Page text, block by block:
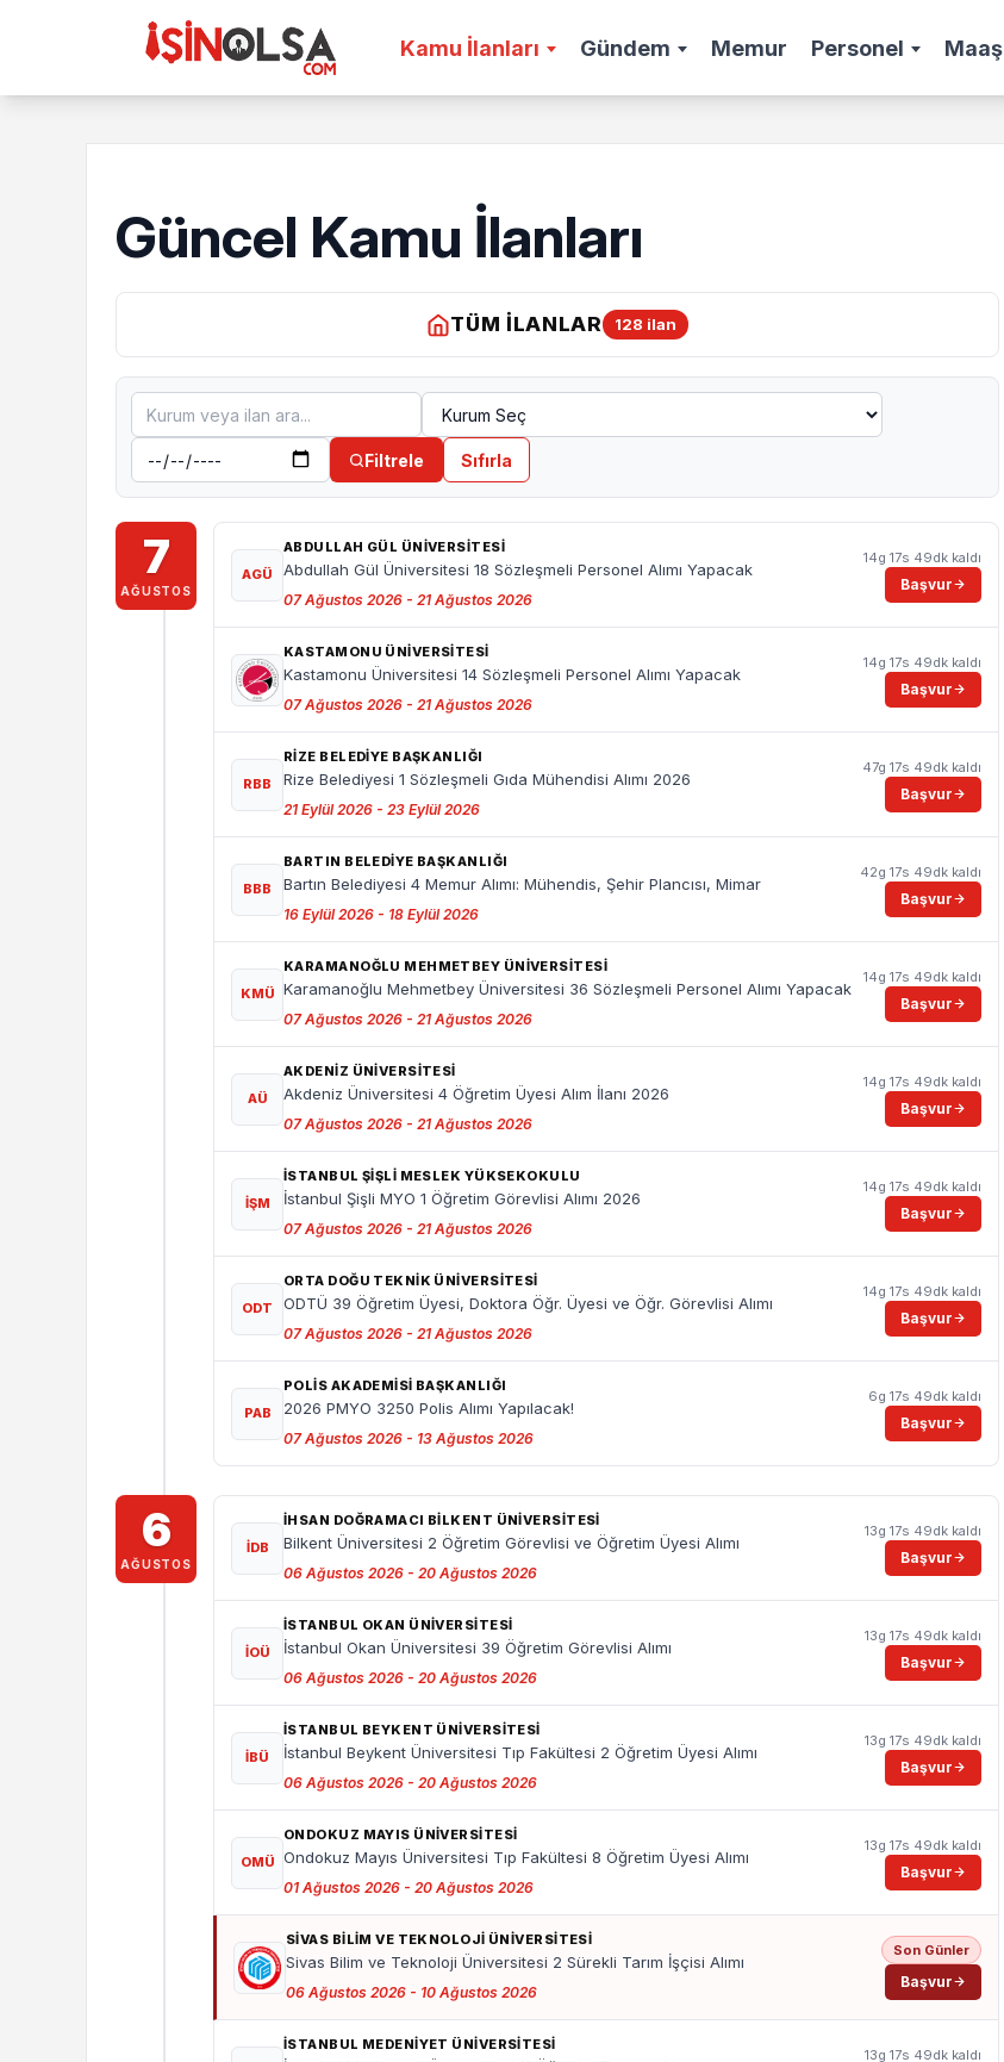
Kamu İlanları Gündem Memur Personel Maaş
Güncel Kamu İlanları
TÜM İLANLAR 128 ilan
Filtrele Sıfırla
7
AĞUSTOS
AGÜ
ABDULLAH GÜL ÜNİVERSİTESİ
Abdullah Gül Üniversitesi 18 Sözleşmeli Personel Alımı Yapacak
07 Ağustos 2026 - 21 Ağustos 2026
14g 17s 49dk kaldı
Başvur
KASTAMONU ÜNİVERSİTESİ
Kastamonu Üniversitesi 14 Sözleşmeli Personel Alımı Yapacak
07 Ağustos 2026 - 21 Ağustos 2026
14g 17s 49dk kaldı
Başvur
RBB
RIZE BELEDIYE BAŞKANLIĞI
Rize Belediyesi 1 Sözleşmeli Gıda Mühendisi Alımı 2026
21 Eylül 2026 - 23 Eylül 2026
47g 17s 49dk kaldı
Başvur
BBB
BARTIN BELEDIYE BAŞKANLIĞI
Bartın Belediyesi 4 Memur Alımı: Mühendis, Şehir Plancısı, Mimar
16 Eylül 2026 - 18 Eylül 2026
42g 17s 49dk kaldı
Başvur
KMÜ
KARAMANOĞLU MEHMETBEY ÜNİVERSİTESİ
Karamanoğlu Mehmetbey Üniversitesi 36 Sözleşmeli Personel Alımı Yapacak
07 Ağustos 2026 - 21 Ağustos 2026
14g 17s 49dk kaldı
Başvur
AÜ
AKDENIZ ÜNIVERSITESI
Akdeniz Üniversitesi 4 Öğretim Üyesi Alım İlanı 2026
07 Ağustos 2026 - 21 Ağustos 2026
14g 17s 49dk kaldı
Başvur
İŞM
İSTANBUL ŞIŞLI MESLEK YÜKSEKOKULU
İstanbul Şişli MYO 1 Öğretim Görevlisi Alımı 2026
07 Ağustos 2026 - 21 Ağustos 2026
14g 17s 49dk kaldı
Başvur
ODT
ORTA DOĞU TEKNIK ÜNIVERSITESI
ODTÜ 39 Öğretim Üyesi, Doktora Öğr. Üyesi ve Öğr. Görevlisi Alımı
07 Ağustos 2026 - 21 Ağustos 2026
14g 17s 49dk kaldı
Başvur
PAB
POLİS AKADEMİSİ BAŞKANLIĞI
2026 PMYO 3250 Polis Alımı Yapılacak!
07 Ağustos 2026 - 13 Ağustos 2026
6g 17s 49dk kaldı
Başvur
6
AĞUSTOS
İDB
İHSAN DOĞRAMACI BILKENT ÜNIVERSITESI
Bilkent Üniversitesi 2 Öğretim Görevlisi ve Öğretim Üyesi Alımı
06 Ağustos 2026 - 20 Ağustos 2026
13g 17s 49dk kaldı
Başvur
İOÜ
İSTANBUL OKAN ÜNIVERSITESI
İstanbul Okan Üniversitesi 39 Öğretim Görevlisi Alımı
06 Ağustos 2026 - 20 Ağustos 2026
13g 17s 49dk kaldı
Başvur
İBÜ
İSTANBUL BEYKENT ÜNIVERSITESI
İstanbul Beykent Üniversitesi Tıp Fakültesi 2 Öğretim Üyesi Alımı
06 Ağustos 2026 - 20 Ağustos 2026
13g 17s 49dk kaldı
Başvur
OMÜ
ONDOKUZ MAYIS ÜNIVERSITESI
Ondokuz Mayıs Üniversitesi Tıp Fakültesi 8 Öğretim Üyesi Alımı
01 Ağustos 2026 - 20 Ağustos 2026
13g 17s 49dk kaldı
Başvur
SIVAS BILIM VE TEKNOLOJI ÜNIVERSITESI
Sivas Bilim ve Teknoloji Üniversitesi 2 Sürekli Tarım İşçisi Alımı
06 Ağustos 2026 - 10 Ağustos 2026
Son Günler
Başvur
İSTANBUL MEDENIYET ÜNIVERSITESI
13g 17s 49dk kaldı